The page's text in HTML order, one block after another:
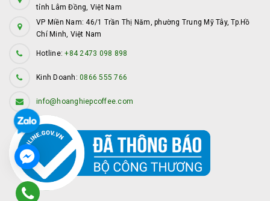
tỉnh Lâm Đồng, Việt Nam
VP Miền Nam: 46/1 Trần Thị Năm, phường Trung Mỹ Tây, Tp.Hồ
Chí Minh, Việt Nam
Hotline:+84 2473 098 898
Kinh Doanh: 0866 555 766
info@hoanghiepcoffee.com